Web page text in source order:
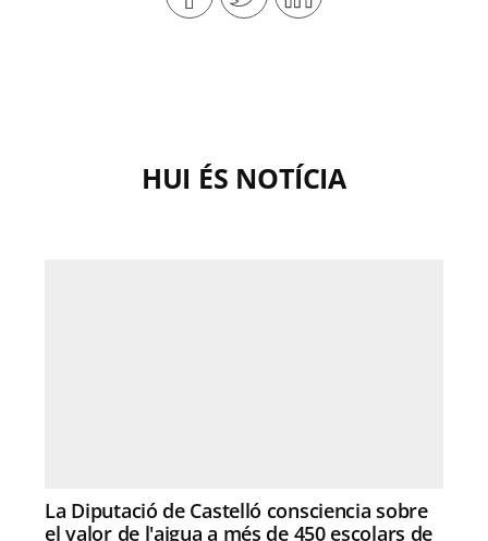
HUI ÉS NOTÍCIA
La Diputació de Castelló consciencia sobre
el valor de l'aigua a més de 450 escolars de